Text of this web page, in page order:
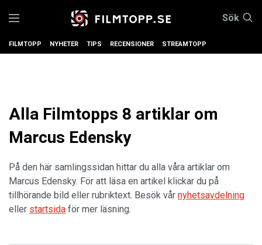
Sök
FILMTOPP NYHETER TIPS RECENSIONER STREAMTOPP
Alla Filmtopps 8 artiklar om
Marcus Edensky
På den här samlingssidan hittar du alla våra artiklar om
Marcus Edensky. För att läsa en artikel klickar du på
tillhörande bild eller rubriktext. Besök vår nyhetsavdelning
eller startsida för mer läsning.